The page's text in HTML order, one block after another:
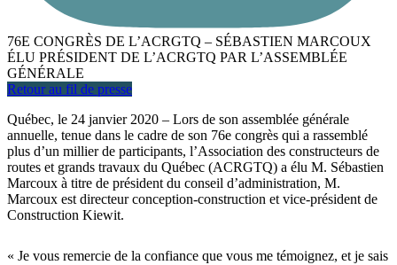
76E CONGRÈS DE L’ACRGTQ – SÉBASTIEN MARCOUX
ÉLU PRÉSIDENT DE L’ACRGTQ PAR L’ASSEMBLÉE
GÉNÉRALE
Retour au fil de presse
Québec, le 24 janvier 2020 – Lors de son assemblée générale
annuelle, tenue dans le cadre de son 76e congrès qui a rassemblé
plus d’un millier de participants, l’Association des constructeurs de
routes et grands travaux du Québec (ACRGTQ) a élu M. Sébastien
Marcoux à titre de président du conseil d’administration, M.
Marcoux est directeur conception-construction et vice-président de
Construction Kiewit.
« Je vous remercie de la confiance que vous me témoignez, et je sais